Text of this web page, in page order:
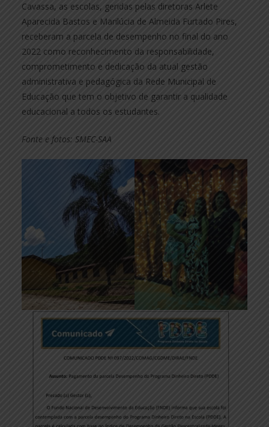
Cavassa, as escolas, geridas pelas diretoras Arlete
Aparecida Bastos e Marilúcia de Almeida Furtado Pires,
receberam a parcela de desempenho no final do ano
2022 como reconhecimento da responsabilidade,
comprometimento e dedicação da atual gestão
administrativa e pedagógica da Rede Municipal de
Educação que tem o objetivo de garantir a qualidade
educacional a todos os estudantes.
Fonte e fotos: SMEC-SAA